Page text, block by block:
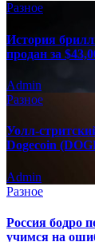
Разное
История
продан за
Admin
Разное
Уолл-
Dogecoin
Admin
Разное
Россия бодро
учимся на